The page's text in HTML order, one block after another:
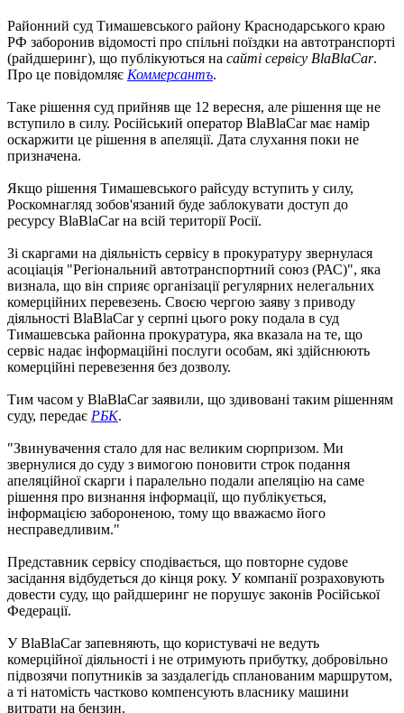
Районний суд Тимашевського району Краснодарського краю
РФ заборонив відомості про спільні поїздки на автотранспорті
(райдшеринг), що публікуються на сайті сервісу BlaBlaCar.
Про це повідомляє Коммерсантъ.
Таке рішення суд прийняв ще 12 вересня, але рішення ще не
вступило в силу. Російський оператор BlaBlaCar має намір
оскаржити це рішення в апеляції. Дата слухання поки не
призначена.
Якщо рішення Тимашевського райсуду вступить у силу,
Роскомнагляд зобов'язаний буде заблокувати доступ до
ресурсу BlaBlaCar на всій території Росії.
Зі скаргами на діяльність сервісу в прокуратуру звернулася
асоціація "Регіональний автотранспортний союз (РАС)", яка
визнала, що він сприяє організації регулярних нелегальних
комерційних перевезень. Своєю чергою заяву з приводу
діяльності BlaBlaCar у серпні цього року подала в суд
Тимашевська районна прокуратура, яка вказала на те, що
сервіс надає інформаційні послуги особам, які здійснюють
комерційні перевезення без дозволу.
Тим часом у BlaBlaCar заявили, що здивовані таким рішенням
суду, передає РБК.
"Звинувачення стало для нас великим сюрпризом. Ми
звернулися до суду з вимогою поновити строк подання
апеляційної скарги і паралельно подали апеляцію на саме
рішення про визнання інформації, що публікується,
інформацією забороненою, тому що вважаємо його
несправедливим."
Представник сервісу сподівається, що повторне судове
засідання відбудеться до кінця року. У компанії розраховують
довести суду, що райдшеринг не порушує законів Російської
Федерації.
У BlaBlaCar запевняють, що користувачі не ведуть
комерційної діяльності і не отримують прибутку, добровільно
підвозячи попутників за заздалегідь спланованим маршрутом,
а ті натомість частково компенсують власнику машини
витрати на бензин.